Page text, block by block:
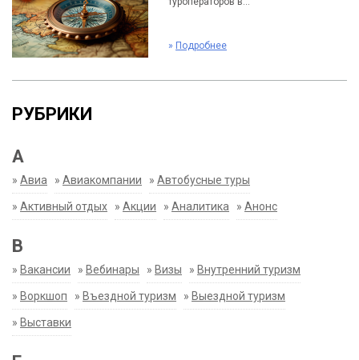
» Подробнее
РУБРИКИ
А
» Авиа » Авиакомпании » Автобусные туры
» Активный отдых » Акции » Аналитика » Анонс
В
» Вакансии » Вебинары » Визы » Внутренний туризм
» Воркшоп » Въездной туризм » Выездной туризм
» Выставки